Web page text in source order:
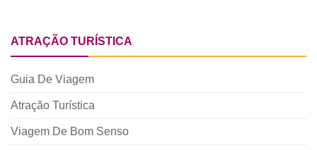
ATRAÇÃO TURÍSTICA
Guia De Viagem
Atração Turística
Viagem De Bom Senso